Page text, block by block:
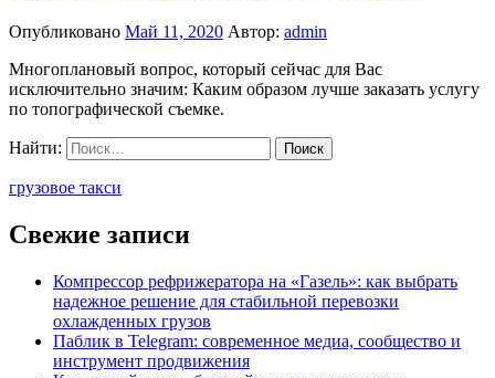
Опубликовано Май 11, 2020 Автор: admin
Многоплановый вопрос, который сейчас для Вас
исключительно значим: Каким образом лучше заказать услугу
по топографической съемке.
Найти:
грузовое такси
Свежие записи
Компрессор рефрижератора на «Газель»: как выбрать
надежное решение для стабильной перевозки
охлажденных грузов
Паблик в Telegram: современное медиа, сообщество и
инструмент продвижения